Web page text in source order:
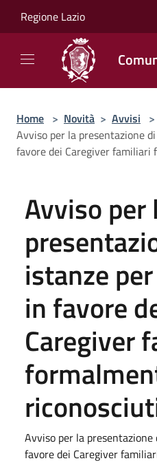
Regione Lazio
Home > Novità > Avvisi >
Avviso per la presentazione
favore dei Caregiver
Avviso per
istanze
in favore
Caregiver
Avviso per la
favore dei Caregiver